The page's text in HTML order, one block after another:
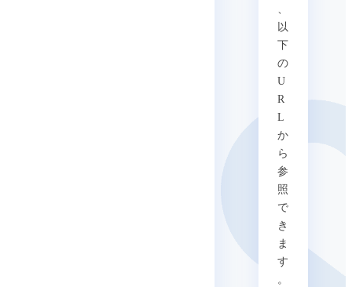
、
以
下
の
U
R
L
か
ら
参
照
で
き
ま
す
。